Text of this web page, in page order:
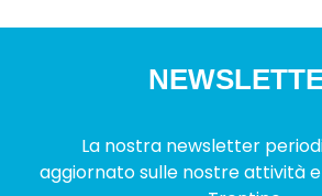
La nostra newsletter
aggiornato sulle nostre attività